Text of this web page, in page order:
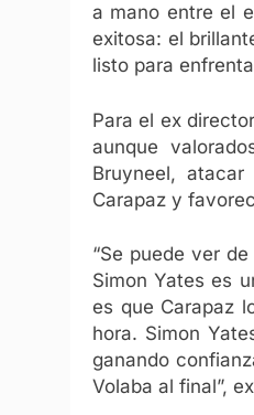
a mano entre el
exitosa: el
listo para
Para el ex
aunque
Bruyneel,
Carapaz y
“Se puede ver
Simon Yates es
es que Carapaz
hora. Simon
ganando
Volaba al final”,